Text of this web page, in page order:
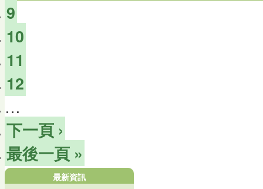
9
10
11
12
…
下一頁 ›
最後一頁 »
最新資訊